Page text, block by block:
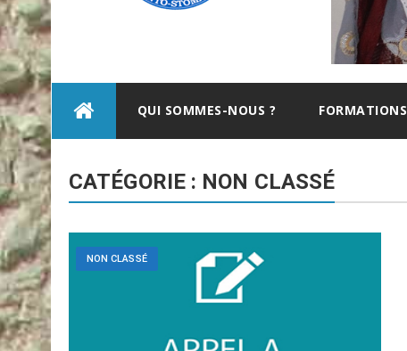
QUI SOMMES-NOUS ? FORMATIONS
CATÉGORIE : NON CLASSÉ
NON CLASSÉ